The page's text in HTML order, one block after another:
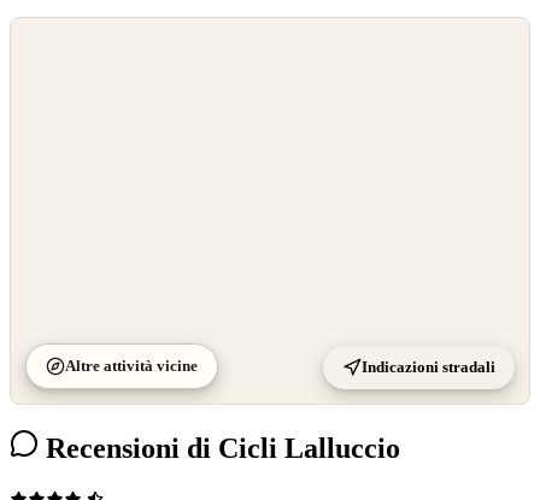
Altre attività vicine Indicazioni stradali
Recensioni di Cicli Lalluccio